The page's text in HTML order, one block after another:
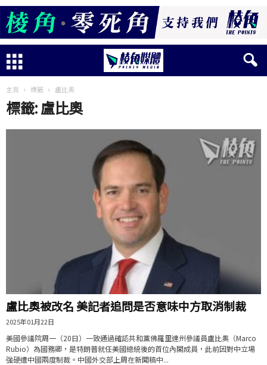
主頁 標籤 盧比奧
標籤: 盧比奧
盧比奧被改名 美記者追問是否意味中方取消制裁
2025年01月22日
美國參議院周一（20日）一致通過確認共和黨佛羅里達州參議員盧比奧（Marco
Rubio）為國務卿，是特朗普就任美國總統後的首位內閣成員，此前因對中立場
強硬遭中國兩度制裁。中國外交部上周在新聞稿中...